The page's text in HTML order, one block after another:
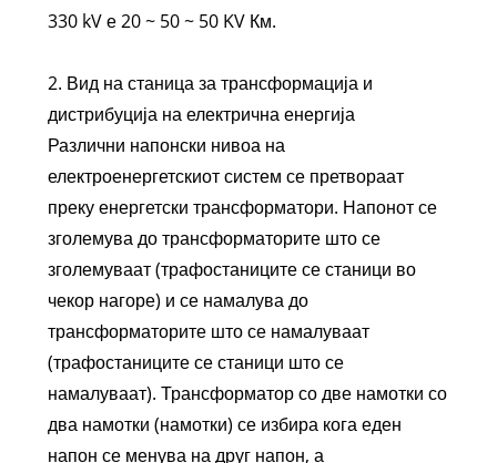
330 kV е 20 ~ 50 ~ 50 KV Км.
2. Вид на станица за трансформација и
дистрибуција на електрична енергија
Различни напонски нивоа на
електроенергетскиот систем се претвораат
преку енергетски трансформатори. Напонот се
зголемува до трансформаторите што се
зголемуваат (трафостаниците се станици во
чекор нагоре) и се намалува до
трансформаторите што се намалуваат
(трафостаниците се станици што се
намалуваат). Трансформатор со две намотки со
два намотки (намотки) се избира кога еден
напон се менува на друг напон, а